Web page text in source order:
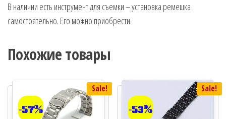
В наличии есть инструмент для съемки – установка ремешка
самостоятельно. Его можно приобрести.
Похожие товары
Sale!
-57%
Sale!
-53%